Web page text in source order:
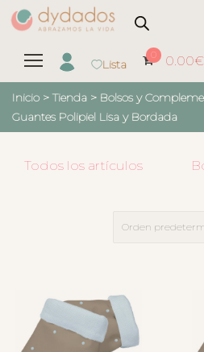
Lista
0 0.00€
Inicio > Tienda > Bolsos y
Guantes Polipiel Lisa y Bordada
Todos los artículos